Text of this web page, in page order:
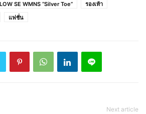
SE WMNS “Silver Toe”
รองเท้า
แฟชั่น
Next article